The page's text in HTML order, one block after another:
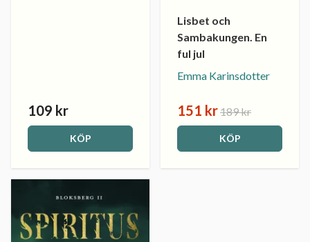
109 kr
KÖP
Lisbet och
Sambakungen. En
ful jul
Emma Karinsdotter
151 kr189 kr
KÖP